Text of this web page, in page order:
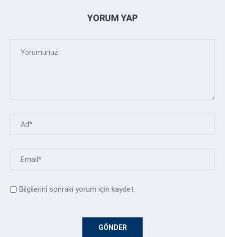
YORUM YAP
Bilgilerini sonraki yorum için kaydet.